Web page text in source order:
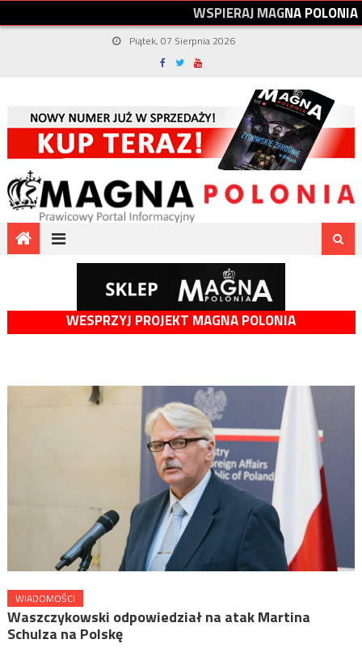
WSPIERAJMAGNAPOLONIA
Piątek, 07 Sierpnia 2026
WESPRZYJ PROJEKT MAGNA POLONIA
WIADOMOŚCI
Waszczykowski odpowiedział na atak Martina
Schulza na Polskę